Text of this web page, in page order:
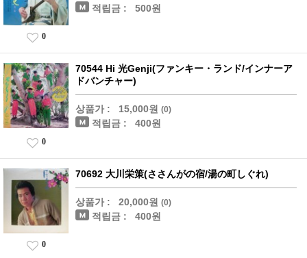
적립금 : 500원
0
70544 Hi 光Genji(ファンキー・ランド/インナーア
ドバンチャー)
상품가 : 15,000원 (0)
적립금 : 400원
0
70692 大川栄策(ささんがの宿/湯の町しぐれ)
상품가 : 20,000원 (0)
적립금 : 400원
0